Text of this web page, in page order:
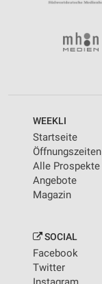
WEEKLI
Startseite
Öffnungszeiten
Alle Prospekte
Angebote
Magazin
SOCIAL
Facebook
Twitter